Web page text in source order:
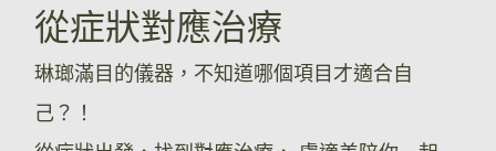
從症狀對應治療
琳瑯滿目的儀器，不知道哪個項目才適合自
己？！